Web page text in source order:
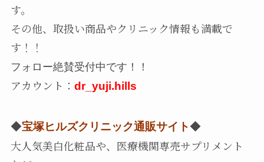
す。
その他、取扱い商品やクリニック情報も満載で
す！！
フォロー絶賛受付中です！！
アカウント： dr_yuji.hills
◆宝塚ヒルズクリニック通販サイト◆
大人気美白化粧品や、医療機関専売サプリメント